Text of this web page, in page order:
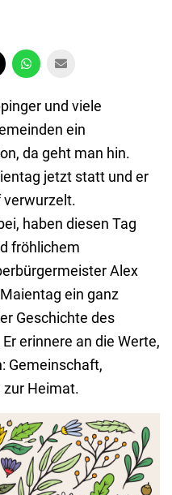
und viele
ein
da geht man hin.
jetzt statt und er
verwurzelt.
haben diesen Tag
fröhlichem
Alex
ein ganz
Geschichte des
erinnere an die Werte,
Gemeinschaft,
zur Heimat.